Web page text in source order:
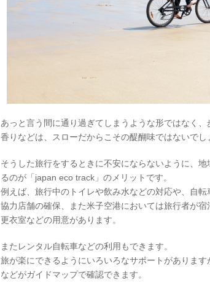
あっと言う間に通り過ぎてしまうような形ではなく
香りなどは、スローだからこその醍醐味ではないでし
そうした旅行をするときに不安にならないように、
るのが「japan eco track」のメリットです。
例えば、旅行中のトイレや飲み水などの対応や、自
協力店舗の確保、また米子空港においては旅行者が
更衣室などの用意があります。
またレンタル自転車などの利用もできます。
旅が楽にできるようにいろいろなサポートがありま
などがガイドマップで確認できます。